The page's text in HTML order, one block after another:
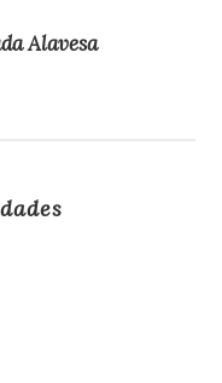
Alavesa